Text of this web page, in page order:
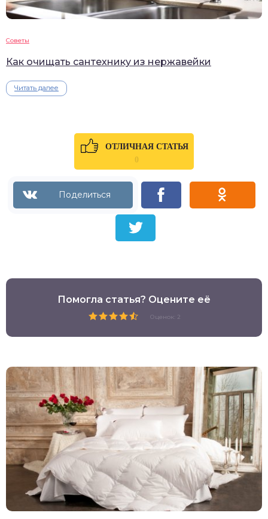
Советы
Как очищать сантехнику из нержавейки
Читать далее
ОТЛИЧНАЯ СТАТЬЯ
0
Помогла статья? Оцените её
Оценок: 2